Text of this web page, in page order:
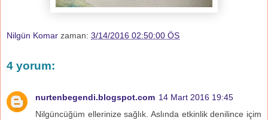
Nilgün Komar zaman: 3/14/2016 02:50:00 ÖS
4 yorum:
nurtenbegendi.blogspot.com 14 Mart 2016 19:45
Nilgüncüğüm ellerinize sağlık. Aslında etkinlik denilince içim